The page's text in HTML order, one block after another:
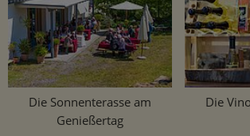
Die Sonnenterasse am
Genießertag
Die